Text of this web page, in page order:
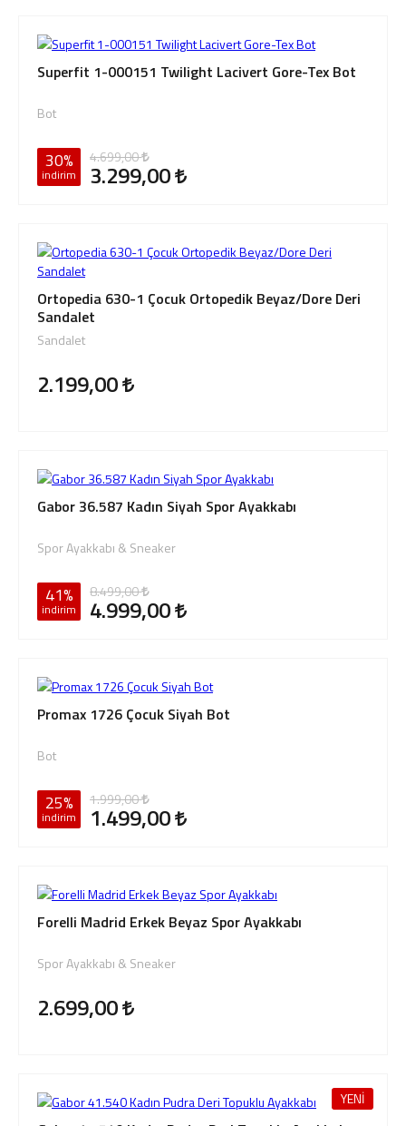
Superfit 1-000151 Twilight Lacivert Gore-Tex Bot
Bot
30%
indirim
4.699,00
3.299,00
Ortopedia 630-1 Çocuk Ortopedik Beyaz/Dore Deri
Sandalet
Sandalet
2.199,00
Gabor 36.587 Kadın Siyah Spor Ayakkabı
Spor Ayakkabı & Sneaker
41%
indirim
8.499,00
4.999,00
Promax 1726 Çocuk Siyah Bot
Bot
25%
indirim
1.999,00
1.499,00
Forelli Madrid Erkek Beyaz Spor Ayakkabı
Spor Ayakkabı & Sneaker
2.699,00
YENİ